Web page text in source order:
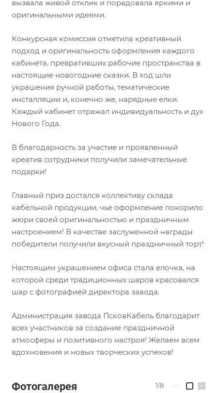
вызвала живой отклик и порадовала яркими и
оригинальными идеями.
Конкурсная комиссия отметила креативный
подход и оригинальность оформления каждого
кабинета, превративших рабочие пространства в
настоящие новогодние сказки. В ход шли
украшения ручной работы, тематические
инсталляции и, конечно же, нарядные елки.
Каждый кабинет отражал индивидуальность и дух
Нового Года.
В благодарность за участие и проявленный
креатив сотрудники получили замечательные
подарки!
Главный приз достался коллективу склада
кабельной продукции, чье оформление покорило
жюри своей оригинальностью и праздничным
настроением! В качестве заслуженной награды
победители получили вкусный праздничный торт!
Настоящим украшением офиса стала елочка, на
которой среди традиционных шаров красовался
шар с фотографией директора завода.
Администрация завода ПсковКабель благодарит
всех участников за создание праздничной
атмосферы и позитивного настроя! Желаем всем
вдохновения и новых творческих успехов!
Фотогалерея 1/8 —